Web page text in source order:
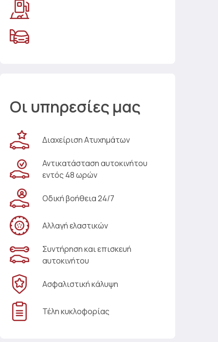
Οι υπηρεσίες μας
Διαχείριση Ατυχημάτων
Αντικατάσταση αυτοκινήτου
εντός 48 ωρών
Οδική βοήθεια 24/7
Αλλαγή ελαστικών
Συντήρηση και επισκευή
αυτοκινήτου
Ασφαλιστική κάλυψη
Τέλη κυκλοφορίας